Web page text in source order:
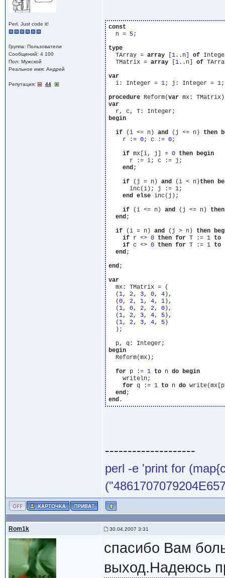
Perl. Just code it!
Группа: Пользователи
Сообщений: 4 100
Пол: Мужской
Реальное имя: Андрей
Репутация: 44
const
  n =
5;
type
  TArray =
array [ 1..n] of
  TMatrix =
array [ 1..n] of
var
  i: Integer =
1; j: Integer = 1;
procedure Reform(var
var
begin
if (i <= n) and (j <= n) then
    r :=
0; c := 0;
if mx[i, j] = 0 then begin
      r := i; c := j;
end;
if (j = n) and (i < n)then
      inc(i); j :=
1;
end else inc(j);
if (i <= n) and (j <= n) then
end;
if (i = n) and (j > n) then
if r <> 0 then for T := 1 to
if c <> 0 then for T := 1 to
end;
end;
var
  mx: TMatrix = (
  (
1, 2, 3, 0, 4),
  (
0, 2, 1, 4, 1),
  (
1, 0, 2, 2, 0),
  (
1, 2, 3, 4, 5),
  (
1, 2, 3, 4, 5)
  );
begin
  Reform(mx);
for p := 1 to n do begin
    writeln;
for q := 1 to n do
end
end
--------------------
perl -e 'print for
Rom1k 30.04.2007 3:31
спасибо Вам
выход.Надеюсь